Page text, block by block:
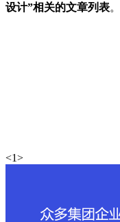
设计”相关的文章列表。
<1>